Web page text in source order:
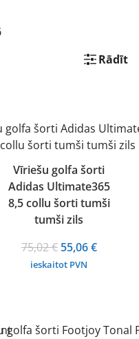
Rādīt
Vīriešu golfa šorti
Adidas Ultimate365
8,5 collu šorti tumši
tumši zils
75,02€ Original
price
55,06€Current
ieskaitot PVN